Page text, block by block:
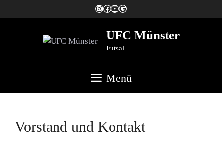
Inhalt
Instagram
Facebook
YouTube
#UFCMS
UFC Münster
Futsal
Menü
Vorstand und Kontakt